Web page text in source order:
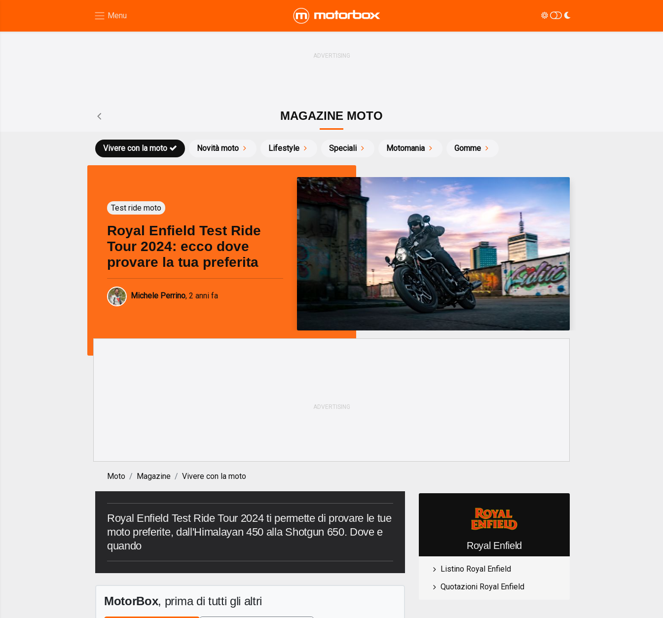
MAGAZINE MOTO
Novità moto
Vivere con la moto Lifestyle Speciali Motomania Gomme
Test ride moto
Royal Enfield Test Ride
Tour 2024: ecco dove
provare la tua preferita
Michele Perrino, 2 anni fa
Moto Magazine Vivere con la moto
Royal Enfield Test Ride Tour 2024 ti permette di provare le tue
moto preferite, dall'Himalayan 450 alla Shotgun 650. Dove e
quando
MotorBox, prima di tutti gli altri
Royal Enfield
Listino Royal Enfield
Quotazioni Royal Enfield